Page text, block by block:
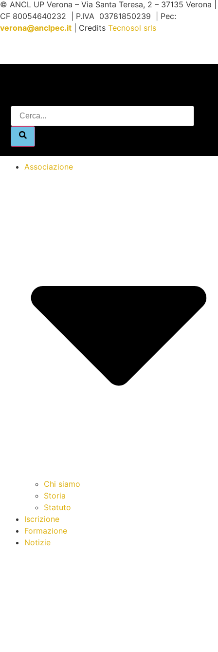
© ANCL UP Verona – Via Santa Teresa, 2 – 37135 Verona |
CF 80054640232 | P.IVA 03781850239 | Pec:
verona@anclpec.it | Credits Tecnosol srls
Associazione
Chi siamo
Storia
Statuto
Iscrizione
Formazione
Notizie